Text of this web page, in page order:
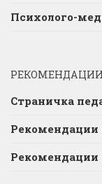
Психолого-
Страничка
Рекомендации